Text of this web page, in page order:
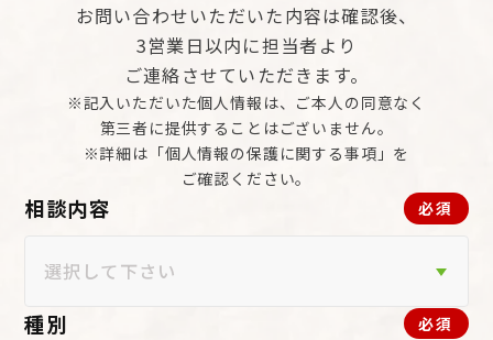
お問い合わせいただいた内容は確認後、
3営業日以内に担当者より
ご連絡させていただきます。
※記入いただいた個人情報は、ご本人の同意なく
第三者に提供することはございません。
※詳細は「個人情報の保護に関する事項」を
ご確認ください。
必須
相談内容
必須
種別